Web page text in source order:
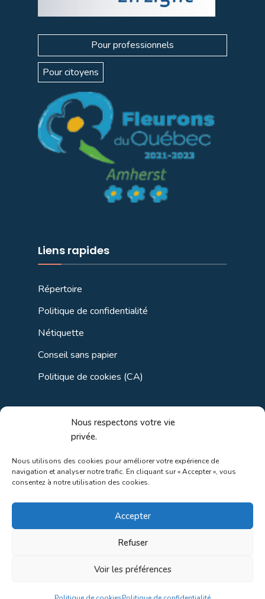
Nous respectons votre vie
privée.
Nous utilisons des cookies pour améliorer votre expérience de
navigation et analyser notre trafic. En cliquant sur « Accepter », vous
consentez à notre utilisation des cookies.
Accepter
Refuser
Voir les préférences
Pour professionnels
Pour citoyens
Liens rapides
Répertoire
Politique de confidentialité
Nétiquette
Conseil sans papier
Politique de cookies (CA)
Liens utiles
Liens régionaux
Liens gouvernements
Liens touristiques
Au coeur de la nature!